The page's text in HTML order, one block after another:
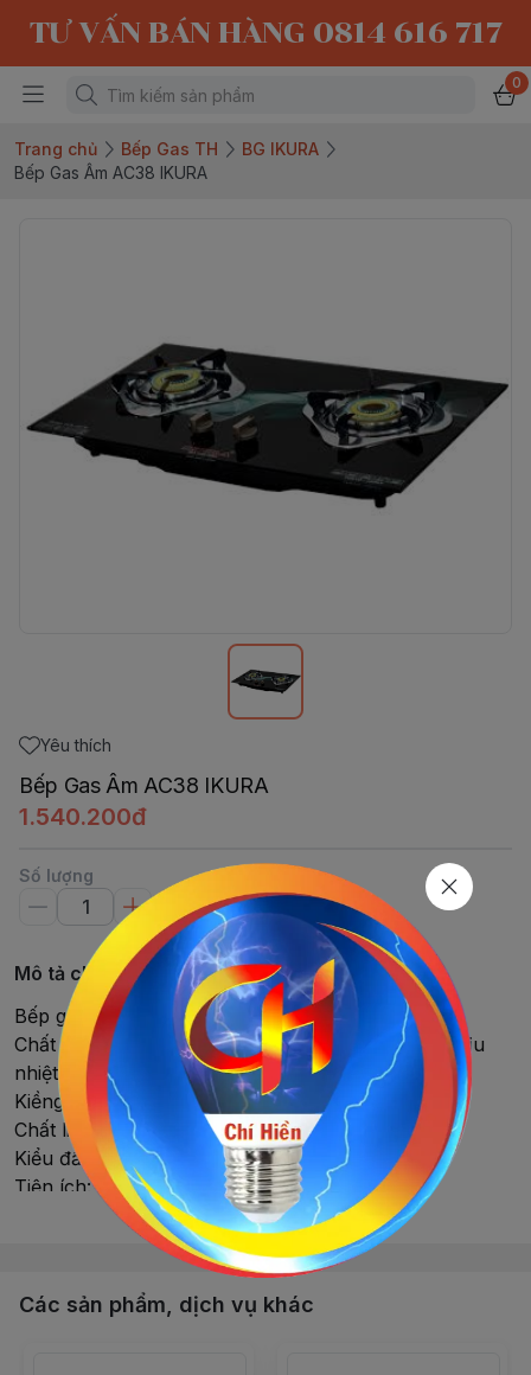
TƯ VẤN BÁN HÀNG 0814 616 717
0
Trang chủ Bếp Gas TH
BG IKURA
Bếp Gas Âm AC38 IKURA
Yêu thích
Bếp Gas Âm AC38 IKURA
1.540.200đ
Số lượng
Mô tả chi tiết
Bếp gas âm, Số lương 2 bếp
Chất liệu mặt bếp: mặt kiếng in xi và cường lực, chịu
nhiệt đến 600 0C
Kiềng bếp: Kiềng tròn, tráng men dày
Chất liệu đầu đốt: đồng thau cho lửa xanh
Kiểu đầu đốt: đầu đốt thường
Tiện ích: dễ vệ sinh
Hệ thống đánh lửa: Magneto
Kích thước : 720 x 420 mm
Kích thước lắp âm: 660 x 350 mm
Đọc thêm nội dung
Các sản phẩm, dịch vụ khác